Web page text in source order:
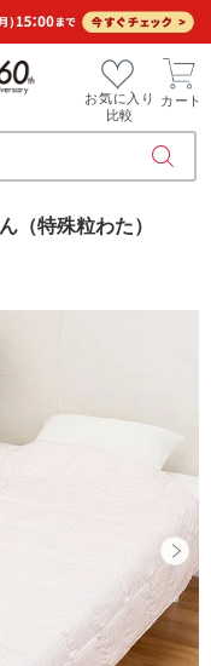
お気に入り
比較
カート
（特殊粒わた）